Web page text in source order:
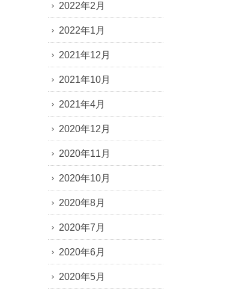
2022年2月
2022年1月
2021年12月
2021年10月
2021年4月
2020年12月
2020年11月
2020年10月
2020年8月
2020年7月
2020年6月
2020年5月